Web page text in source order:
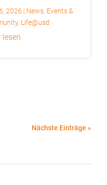
2026 | News, Events &
, Life@usd
lesen
Nächste Einträge »